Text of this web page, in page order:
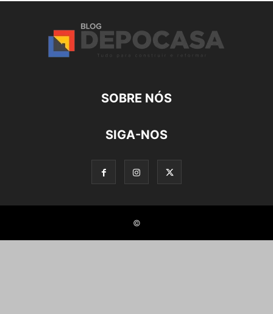
SOBRE NÓS
SIGA-NOS
©